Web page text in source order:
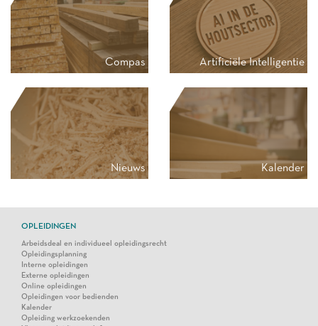
Psychosociaal welzijn
Didactisch materiaal
Compas
werkgever
werkzoekende
school
leerkracht
Artificiële Intelligentie
Seminarie AI in de Houtsector
Nieuws
Activiteitenverslag 2025
Een opleidingsplan, dat is wettelijk
Vernieuwde IBO vanaf 1 januari
2026: wat betekent dit voor jouw
houtbedrijf?
Woodwize ondertekent het Belgisch
Diversiteitscharter
Kalender
Externe opleidingen
OPLEIDINGEN
Arbeidsdeal en individueel opleidingsrecht
Opleidingsplanning
Interne opleidingen
Externe opleidingen
Online opleidingen
Opleidingen voor bedienden
Kalender
Opleiding werkzoekenden